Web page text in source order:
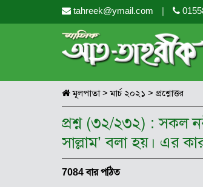
tahreek@ymail.com |
মূলপাতা> মার্চ ২০২১ > প্রশ্নোত্তর
প্রশ্ন (৩২/২৩২) : সকল
সাল্লাম’ বলা হয়। এর
7084 বার পঠিত